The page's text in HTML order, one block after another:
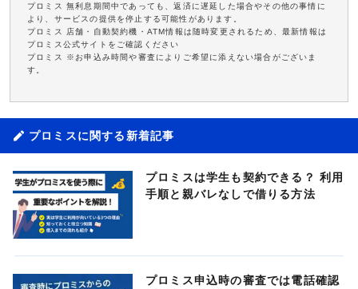
プロミス 無利息期間中であっても、返済に遅延した場合やその他の事情に
より、サービスの提供を停止する可能性があります。
プロミス 店舗・自動契約機・ATM情報は随時変更されるため、最新情報は
プロミス公式サイトをご確認ください
プロミス ※お申込み時間や審査によりご希望に添えない場合がございま
す。
プロミスに関する新着記事
プロミスは学生も契約できる？ 利用
手順と親バレなしで借りる方法
プロミス申込時の審査では電話確認